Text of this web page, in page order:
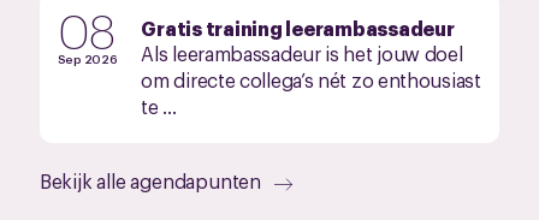
08
Sep 2026
Gratis training leerambassadeur
Als leerambassadeur is het jouw doel
om directe collega’s nét zo enthousiast
te ...
Bekijk alle agendapunten